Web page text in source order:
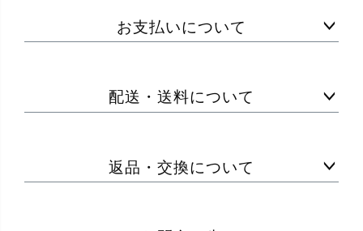
お支払いについて
配送・送料について
返品・交換について